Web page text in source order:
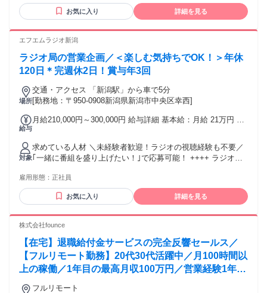
給与改定を行いますので、頑張りは即時反映！ 査定以降は営
業成績に応じた給与設定となります。 また勤務時間の変更も1
ヶ月ごとに行えます。 ---- 1,226（円）×7（時間）×20（営業
日）=月給171,640円 1,850（円）×7（時間）×20（営業日）＋
インセンティブ10,000（円）=月給269,000円※昇給例 ---- ※
研修中期間中の給与変動なし ※通信手当一部支給 ※各種イン
センティブ支給（最大年間30万円） ※社会保険完備（厚生年
金、健康保険、雇用保険）
回線等）があり、有線接続ができる環境の方 ※お客様に安定
した通話品質をお届けするため、必須条件となります。ポケ
ができる環境のご用意をお願いいたします。 ■歓迎スキル 営
応経験、キャリアアドバイザー・テレアポ・カスタマーサク
セスなどの経験が活かせます。 --------------------------------------------
輩が活躍中！〉 営業職未経験の方や異業種からの転職者も活
躍中。既に研修を終えられ、順調に成約に繋げていただいて
フ、飲食店サービススタッフ、ビューティーアドバイザー、
ーサクセス、コールセンター業務 等
お気に入り 詳細を見る
エフエムラジオ新潟
ラジオ局の営業企画／＜楽しむ気持ちでOK！＞年休
120日＊完週休2日！賞与年3回
場所
交通・アクセス 「新潟駅」から車で5分
[勤務地：〒950-0908新潟県新潟市中央区幸西]
給与
月給210,000円～300,000円 給与詳細 基本給：月給 21万円 〜
れる通勤・皆勤・家族手当金額：なし 全員に一律で支払われ
るその他手当金額：なし 【各種手当】 ・残業手当 ・役職手
当 ・通勤手当 ＊賞与あり(年3回)
対象
求めている人材 ＼未経験者歓迎！ラジオの視聴経験も不要／
｢一緒に番組を盛り上げたい！｣で応募可能！ ++++ ラジオ好
不問！＞ ＊経験不問/年齢不問/学歴不問！無資格歓迎 ＊特別
なスキルや資格不問！知識も不要です ｢ラジオが好き｣｢地元
のラジオ局で働きたい｣ そんな想いをぜひ当社で発揮してくだ
方におすすめ】 ＋未経験から新しいことにチャレンジしたい
が好きだった +自分のアイデアを形にしてみたい ＋地域を盛
り上げる仕事がしたい ＋誰かを喜ばせたり、笑顔にすること
が好き ＋面白いことやイベントごとが好き など！ －－－－
－－－－－－－－－－－－－－－－ ＜＜下記に興味のある
方、大歓迎です！＞＞ ＊営業職・デジタルマーケティング ＊
雇用形態： 正社員
お気に入り 詳細を見る
株式会社founce
【在宅】退職給付金サービスの完全反響セールス／
【フルリモート勤務】20代30代活躍中／月100時間以
上の稼働／1年目の最高月収100万円／営業経験1年あ
ればOK／アポ取りなし提案のみ／研修制度充実
フルリモート